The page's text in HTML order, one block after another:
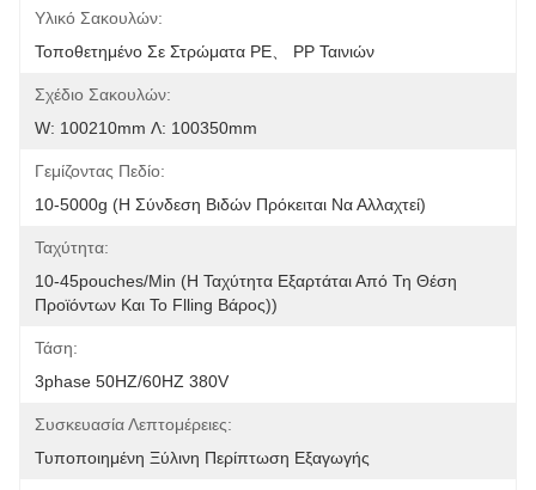
Υλικό Σακουλών:
Τοποθετημένο Σε Στρώματα PE、 PP Ταινιών
Σχέδιο Σακουλών:
W: 100210mm Λ: 100350mm
Γεμίζοντας Πεδίο:
10-5000g (η Σύνδεση Βιδών Πρόκειται Να Αλλαχτεί)
Ταχύτητα:
10-45pouches/min (η Ταχύτητα Εξαρτάται Από Τη Θέση
Προϊόντων Και Το Flling Βάρος))
Τάση:
3phase 50HZ/60HZ 380V
Συσκευασία Λεπτομέρειες:
Τυποποιημένη Ξύλινη Περίπτωση Εξαγωγής